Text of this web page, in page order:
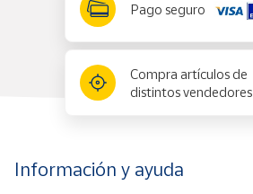
Pago seguro
Compra artículos de
distintos vendedores
Información y ayuda